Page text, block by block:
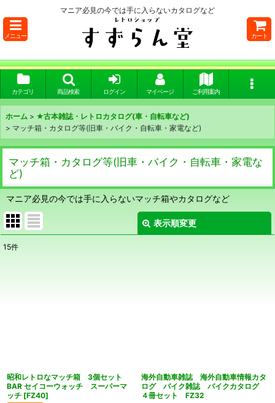
マニア必見の今では手に入らないカタログなど
メニュー カート
カテゴリ 商品検索 ログイン マイページ ご利用案内
ホーム > ★古本雑誌・レトロカタログ(車・自転車など)
> マッチ箱・カタログ等(旧車・バイク・自転車・家電など)
マッチ箱・カタログ等(旧車・バイク・自転車・家電な
ど)
マニア必見の今では手に入らないマッチ箱やカタログなど
表示順変更
15件
昭和レトロなマッチ箱 3個セット
BAR セイコーウォッチ スーパーマ
ッチ [FZ40]
海外自動車雑誌 海外自動車情報カタ
ログ バイク雑誌 バイクカタログ
４冊セット FZ32